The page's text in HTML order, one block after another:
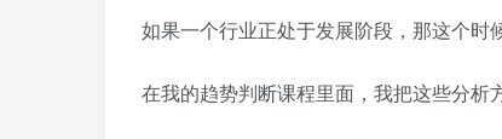
如果一个行业正处于发展阶段，那这个时
在我的趋势判断课程里面，我把这些分析